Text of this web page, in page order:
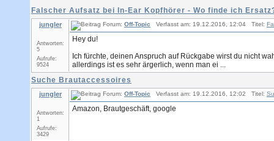
Falscher Aufsatz bei In-Ear Kopfhörer - Wo finde ich
jungler
Antworten:
5
Aufrufe:
9524
Forum: Off-Topic Verfasst am: 19.12.2016, 12:04 Titel:
Hey du!
Ich fürchte, deinen Anspruch auf Rückgabe wirst du nicht
allerdings ist es sehr ärgerlich, wenn man ei ...
Suche Brautaccessoires
jungler
Antworten:
1
Aufrufe:
3429
Forum: Off-Topic Verfasst am: 19.12.2016, 12:02 Titel:
Amazon, Brautgeschäft, google